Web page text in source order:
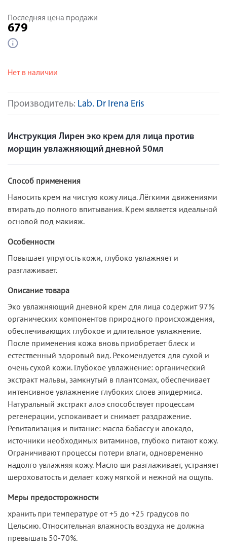
Производитель: Lab. Dr Irena Eris
Последняя цена продажи
679
Нет в наличии
Инструкция Лирен эко крем для лица против
морщин увлажняющий дневной 50мл
Способ применения
Наносить крем на чистую кожу лица. Лёгкими движениями
втирать до полного впитывания. Крем является идеальной
основой под макияж.
Особенности
Повышает упругость кожи, глубоко увлажняет и
разглаживает.
Описание товара
Эко увлажняющий дневной крем для лица содержит 97%
органических компонентов природного происхождения,
обеспечивающих глубокое и длительное увлажнение.
После применения кожа вновь приобретает блеск и
естественный здоровый вид. Рекомендуется для сухой и
очень сухой кожи. Глубокое увлажнение: органический
экстракт мальвы, замкнутый в плантсомах, обеспечивает
интенсивное увлажнение глубоких слоев эпидермиса.
Натуральный экстракт алоэ способствует процессам
регенерации, успокаивает и снимает раздражение.
Ревитализация и питание: масла бабассу и авокадо,
источники необходимых витаминов, глубоко питают кожу.
Ограничивают процессы потери влаги, одновременно
надолго увлажняя кожу. Масло ши разглаживает, устраняет
шероховатость и делает кожу мягкой и нежной на ощупь.
Меры предосторожности
хранить при температуре от +5 до +25 градусов по
Цельсию. Относительная влажность воздуха не должна
превышать 50-70%.